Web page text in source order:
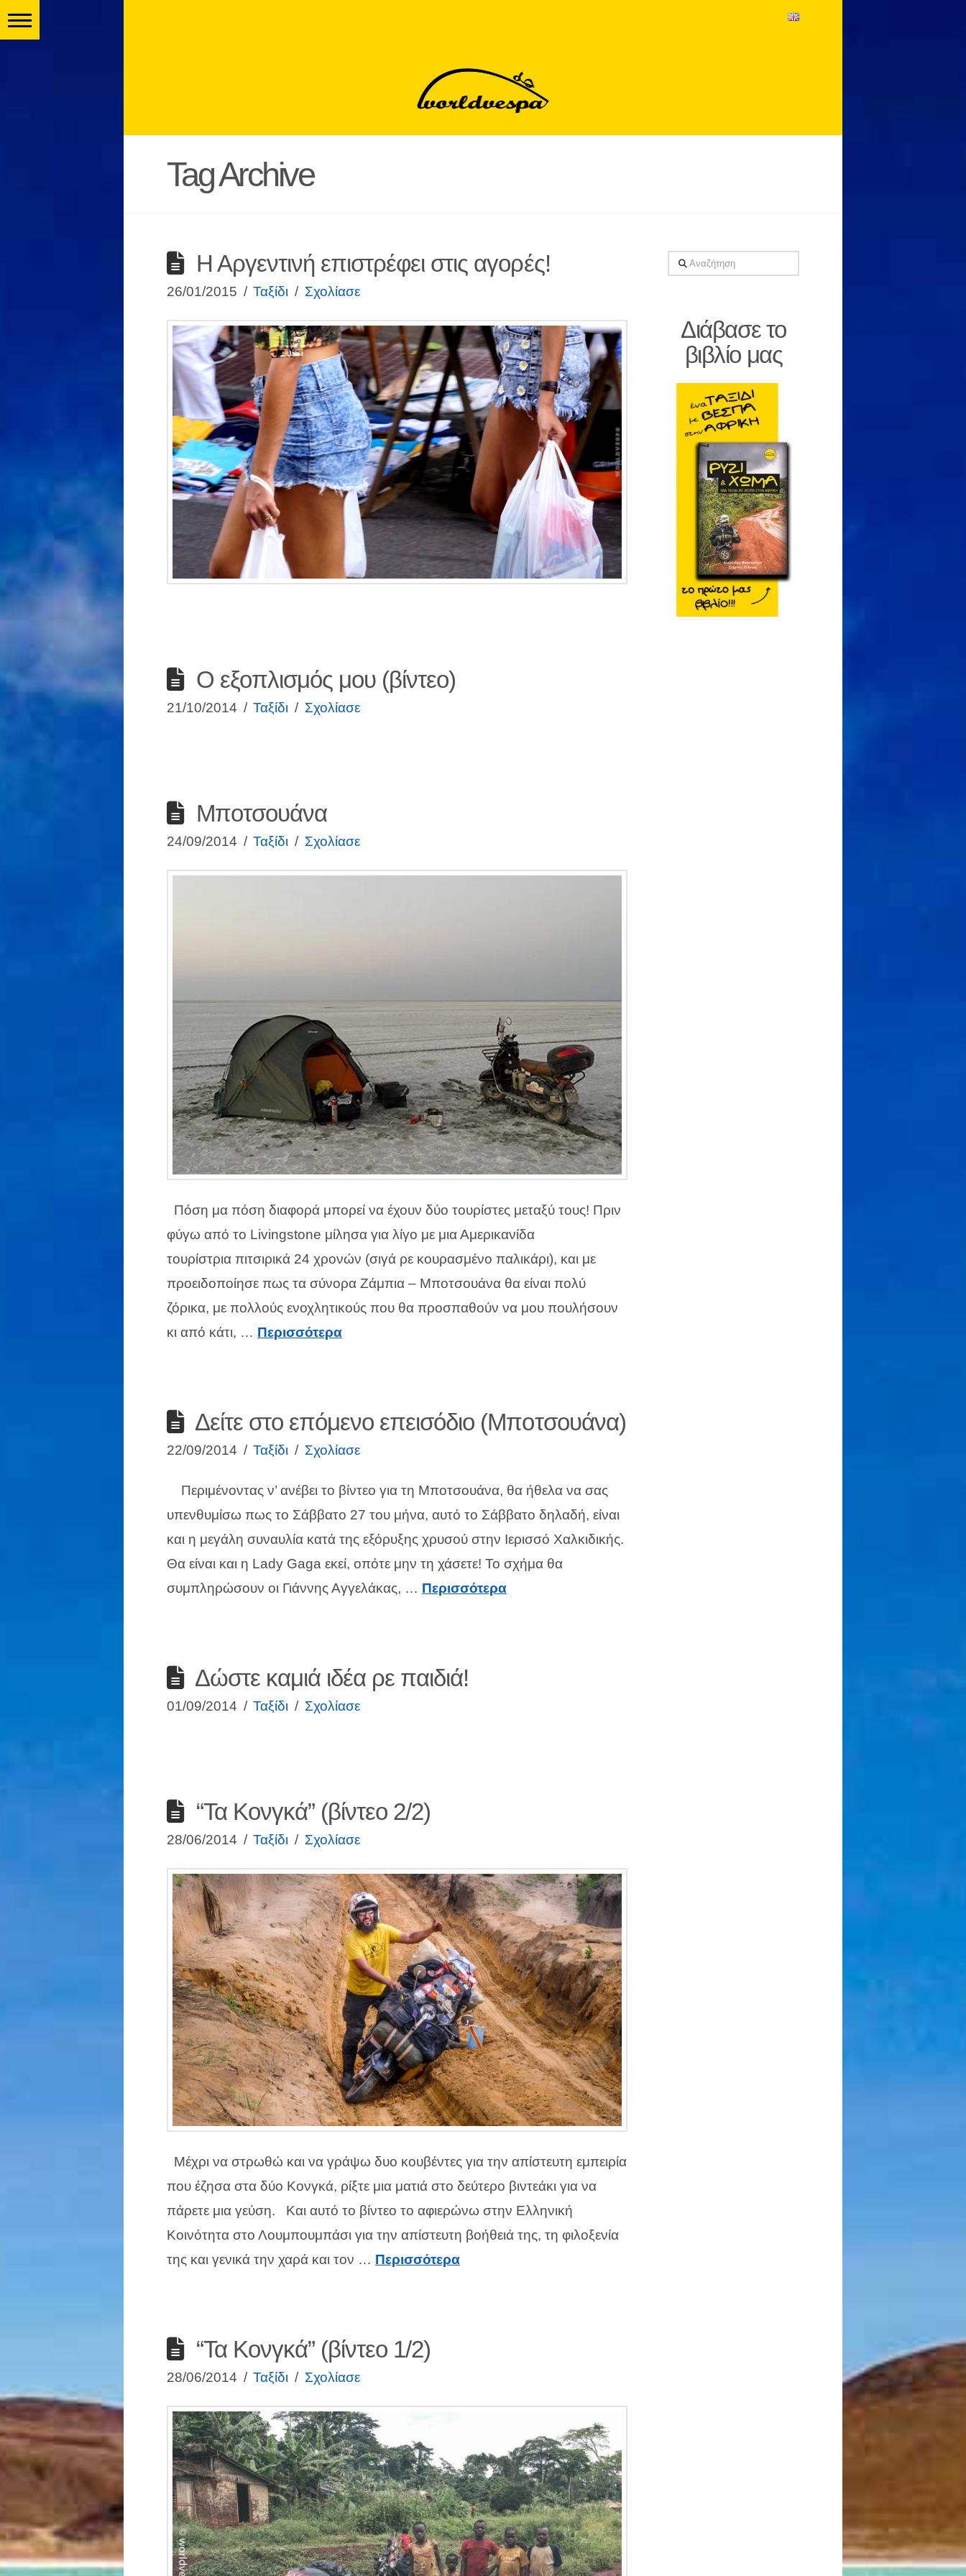
Tag Archive
Η Αργεντινή επιστρέφει στις αγορές!
26/01/2015 Ταξίδι Σχολίασε
Ο εξοπλισμός μου (βίντεο)
21/10/2014 Ταξίδι Σχολίασε
Μποτσουάνα
24/09/2014 Ταξίδι Σχολίασε
Πόση μα πόση διαφορά μπορεί να έχουν δύο τουρίστες μεταξύ τους! Πριν
φύγω από το Livingstone μίλησα για λίγο με μια Αμερικανίδα
τουρίστρια πιτσιρικά 24 χρονών (σιγά ρε κουρασμένο παλικάρι), και με
προειδοποίησε πως τα σύνορα Ζάμπια – Μποτσουάνα θα είναι πολύ
ζόρικα, με πολλούς ενοχλητικούς που θα προσπαθούν να μου πουλήσουν
κι από κάτι, … Περισσότερα
Δείτε στο επόμενο επεισόδιο (Μποτσουάνα)
22/09/2014 Ταξίδι Σχολίασε
Περιμένοντας ν’ ανέβει το βίντεο για τη Μποτσουάνα, θα ήθελα να σας
υπενθυμίσω πως το Σάββατο 27 του μήνα, αυτό το Σάββατο δηλαδή, είναι
και η μεγάλη συναυλία κατά της εξόρυξης χρυσού στην Ιερισσό Χαλκιδικής.
Θα είναι και η Lady Gaga εκεί, οπότε μην τη χάσετε! Το σχήμα θα
συμπληρώσουν οι Γιάννης Αγγελάκας, … Περισσότερα
Δώστε καμιά ιδέα ρε παιδιά!
01/09/2014 Ταξίδι Σχολίασε
“Τα Κονγκά” (βίντεο 2/2)
28/06/2014 Ταξίδι Σχολίασε
Μέχρι να στρωθώ και να γράψω δυο κουβέντες για την απίστευτη εμπειρία
που έζησα στα δύο Κονγκά, ρίξτε μια ματιά στο δεύτερο βιντεάκι για να
πάρετε μια γεύση. Και αυτό το βίντεο το αφιερώνω στην Ελληνική
Κοινότητα στο Λουμπουμπάσι για την απίστευτη βοήθειά της, τη φιλοξενία
της και γενικά την χαρά και τον … Περισσότερα
“Τα Κονγκά” (βίντεο 1/2)
28/06/2014 Ταξίδι Σχολίασε
Αναζήτηση
Διάβασε το
βιβλίο μας